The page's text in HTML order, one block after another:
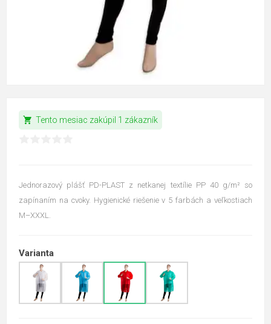
shopping_cart Tento mesiac zakúpil 1 zákazník
Jednorazový plášť PD-PLAST z netkanej textílie PP 40 g/m² so
zapínaním na cvoky. Hygienické riešenie v 5 farbách a veľkostiach
M–XXXL.
Varianta